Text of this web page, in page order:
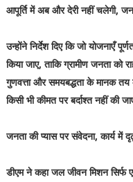
आपूर्ति में अब और देरी नहीं चलेगी,
उन्होंने निर्देश दिए कि जो योजनाएँ
किया जाए, ताकि ग्रामीण जनता
गुणवत्ता और समयबद्धता के मानक तय
किसी भी कीमत पर बर्दाश्त नहीं की
जनता की प्यास पर संवेदना, कार्य में
डीएम ने कहा जल जीवन मिशन सिर्फ